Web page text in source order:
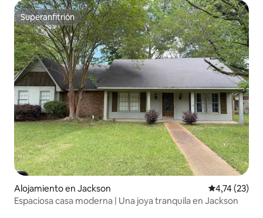
Superanfitrión
Superanfitrión
Alojamiento en Jackson Calificación
4,74 (23)
Espaciosa casa moderna | Una joya tranquila en Jackson